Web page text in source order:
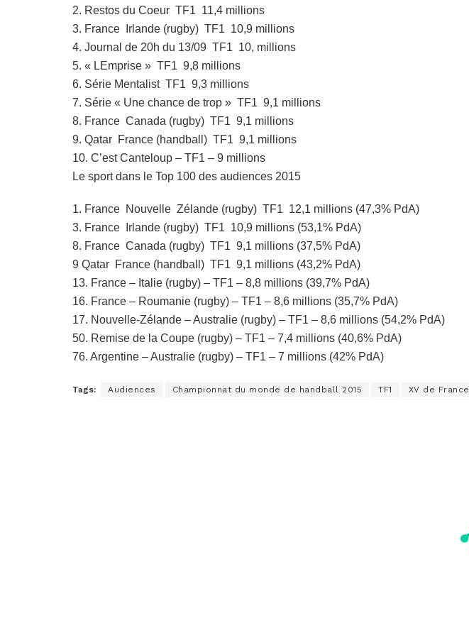
2. Restos du Coeur  TF1  11,4 millions
3. France  Irlande (rugby)  TF1  10,9 millions
4. Journal de 20h du 13/09  TF1  10, millions
5. « LEmprise »  TF1  9,8 millions
6. Série Mentalist  TF1  9,3 millions
7. Série « Une chance de trop »  TF1  9,1 millions
8. France  Canada (rugby)  TF1  9,1 millions
9. Qatar  France (handball)  TF1  9,1 millions
10. C’est Canteloup – TF1 – 9 millions
Le sport dans le Top 100 des audiences 2015
1. France  Nouvelle  Zélande (rugby)  TF1  12,1 millions (47,3% PdA)
3. France  Irlande (rugby)  TF1  10,9 millions (53,1% PdA)
8. France  Canada (rugby)  TF1  9,1 millions (37,5% PdA)
9 Qatar  France (handball)  TF1  9,1 millions (43,2% PdA)
13. France – Italie (rugby) – TF1 – 8,8 millions (39,7% PdA)
16. France – Roumanie (rugby) – TF1 – 8,6 millions (35,7% PdA)
17. Nouvelle-Zélande – Australie (rugby) – TF1 – 8,6 millions (54,2% PdA)
50. Remise de la Coupe (rugby) – TF1 – 7,4 millions (40,6% PdA)
76. Argentine – Australie (rugby) – TF1 – 7 millions (42% PdA)
Tags: Audiences Championnat du monde de handball 2015 TF1 XV de France